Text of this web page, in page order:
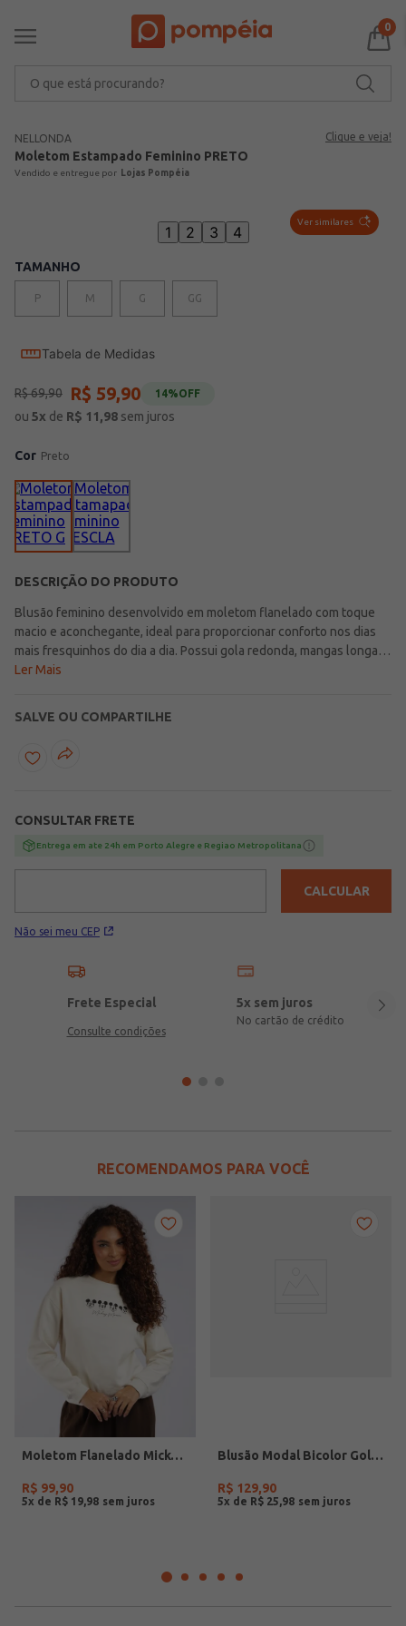
0
NELLONDA Clique e veja!
Moletom Estampado Feminino PRETO
Lojas Pompéia
Ver similares
1 2 3 4
TAMANHO
P M G GG
Tabela de Medidas
R$69,90 R$ 59,90 14%OFF
ou 5x de R$ 11,98 sem juros
Cor Preto
DESCRIÇÃO DO PRODUTO
Blusão feminino desenvolvido em moletom flanelado com toque
macio e aconchegante, ideal para proporcionar conforto nos dias
mais fresquinhos do dia a dia. Possui gola redonda, mangas longas
com punho e acabamentos canelados que garantem um caimento
frontal traz um toque moderno e despojado para a peça. Uma
opção perfeita para compor looks casuais e confortáveis com muito
estilo em diferentes momentos da rotina!\n\nTecido: moletom
Ler Mais
SALVE OU COMPARTILHE
CONSULTAR FRETE
Entrega em ate 24h em Porto Alegre e Regiao Metropolitana
Não sei meu CEP
CALCULAR
Frete Especial
Consulte condições
5x sem juros
No cartão de crédito
RECOMENDAMOS PARA VOCÊ
Moletom Flanelado Mickey Feminino OFF WHITE
R$ 99,90
5x de R$ 19 98
Blusão Modal Bicolor Gola Polo Feminino PRETO/PRETO/OFF WHITE
R$ 129,90
5x de R$ 25 98